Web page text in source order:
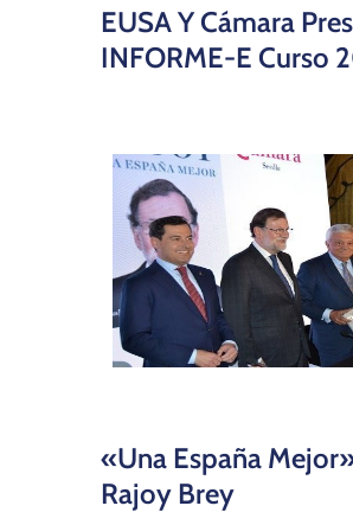
EUSA Y Cámara
INFORME-E Curso
«Una España
Rajoy Brey